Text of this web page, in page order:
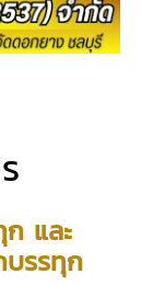
และ
บรรทุก